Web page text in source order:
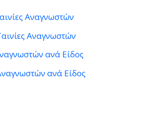
Αναγνωστών
Αναγνωστών
ανά Είδος
ανά Είδος